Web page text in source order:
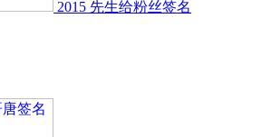
2015 先生给粉丝签名